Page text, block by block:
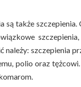
są także
należy: szczepienia
polio oraz